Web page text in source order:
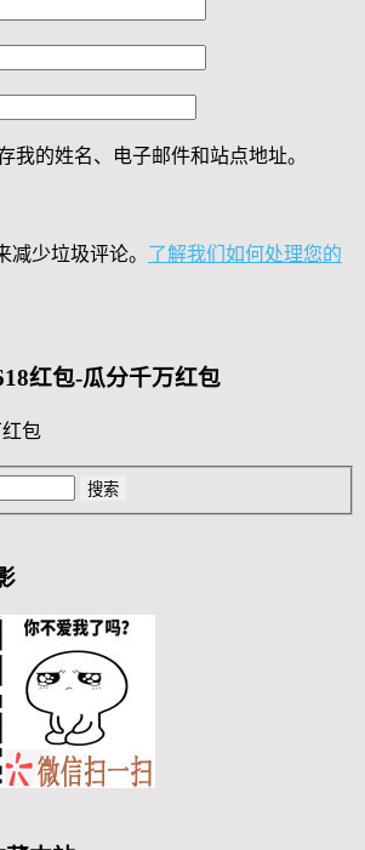
我的姓名、电子邮件和站点地址。
减少垃圾评论。 了解我们如何处理您的
红包-瓜分千万红包